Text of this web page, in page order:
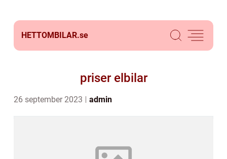
HETTOMBILAR.se
priser elbilar
26 september 2023 admin